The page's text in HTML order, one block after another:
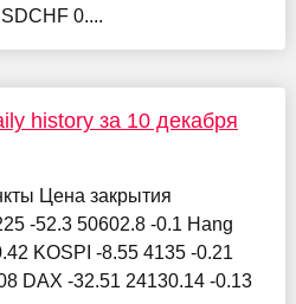
0....
history за 10 декабря
Цена закрытия
-52.3 50602.8 -0.1 Hang
KOSPI -8.55 4135 -0.21
DAX -32.51 24130.14 -0.13